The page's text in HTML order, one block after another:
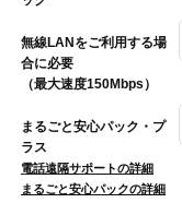
無線LANをご利用する場
合に必要
（最大速度150Mbps）
まるごと安心パック・プ
ラス
電話遠隔サポートの詳細
まるごと安心パックの詳細